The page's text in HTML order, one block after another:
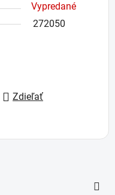
Vypredané
272050
Zdieľať